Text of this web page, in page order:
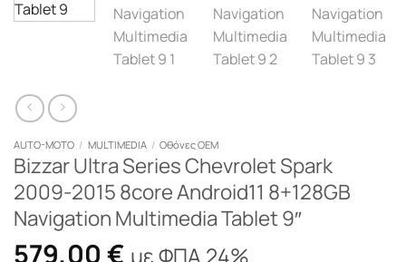
AUTO-MOTO / MULTIMEDIA / Οθόνες OEM
Bizzar Ultra Series Chevrolet Spark
2009-2015 8core Android11 8+128GB
Navigation Multimedia Tablet 9″
579,00 € με ΦΠΑ 24%